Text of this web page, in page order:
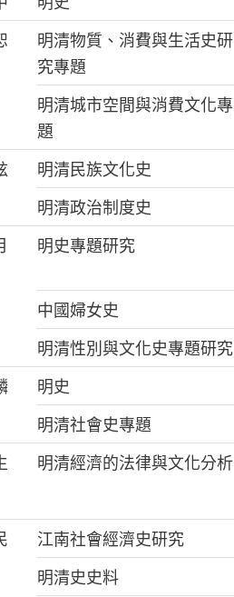
明清物質、消費與生活史研
究專題
明清城市空間與消費文化專
題
明清民族文化史
明清政治制度史
明史專題研究
中國婦女史
明清性別與文化史專題研究
明史
明清社會史專題
明清經濟的法律與文化分析
江南社會經濟史研究
明清史史料